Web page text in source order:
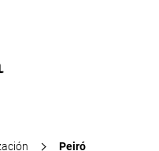
Peiró